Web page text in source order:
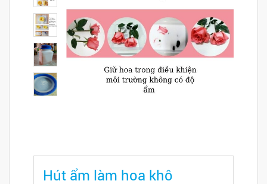
Hút ẩm làm hoa khô